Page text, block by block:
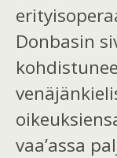
Donbasin
vaa’assa